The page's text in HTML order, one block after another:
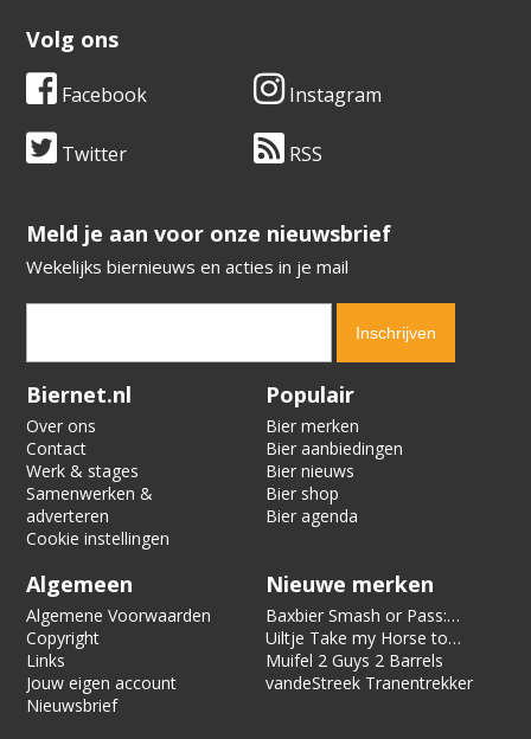
Volg ons
Facebook Instagram
Twitter RSS
​​​​​​​Meld je aan voor onze nieuwsbrief
Wekelijks biernieuws en acties in je mail
Verification code:
Biernet.nl
Over ons
Contact
Werk & stages
Samenwerken &
adverteren
Cookie instellingen
Populair
Bier merken
Bier aanbiedingen
Bier nieuws
Bier shop
Bier agenda
Algemeen
Algemene Voorwaarden
Copyright
Links
Jouw eigen account
Nieuwsbrief
Nieuwe merken
Baxbier Smash or Pass:
Strata
Uiltje Take my Horse to
the Hotel Room
Muifel 2 Guys 2 Barrels
vandeStreek Tranentrekker